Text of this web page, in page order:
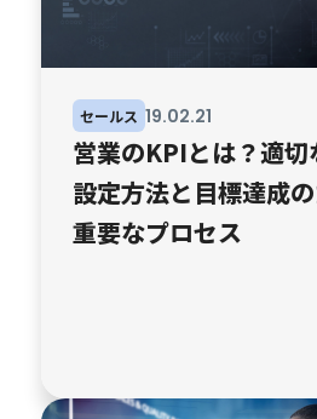
セールス 19.02.21
営業のKPIとは？適
設定方法と目標達成
重要なプロセス